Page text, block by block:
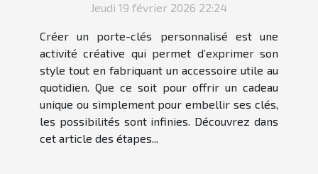
Jeudi 19 février 2026 22:24
Créer un porte-clés personnalisé est une
activité créative qui permet d’exprimer son
style tout en fabriquant un accessoire utile au
quotidien. Que ce soit pour offrir un cadeau
unique ou simplement pour embellir ses clés,
les possibilités sont infinies. Découvrez dans
cet article des étapes...